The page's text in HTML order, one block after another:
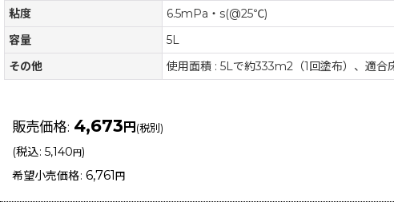
粘度
6.5mPa・s(@25℃)
容量
5L
その他
使用面積 : 5Lで約333m2（1回塗布）、適合
販売価格: 4,673 円 (税別)
(税込: 5,140 円)
希望小売価格: 6,761 円